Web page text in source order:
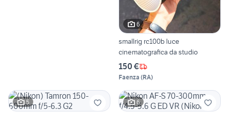
6
smallrig rc100b luce
cinematografica da studio
150 €
Faenza (RA)
5 6